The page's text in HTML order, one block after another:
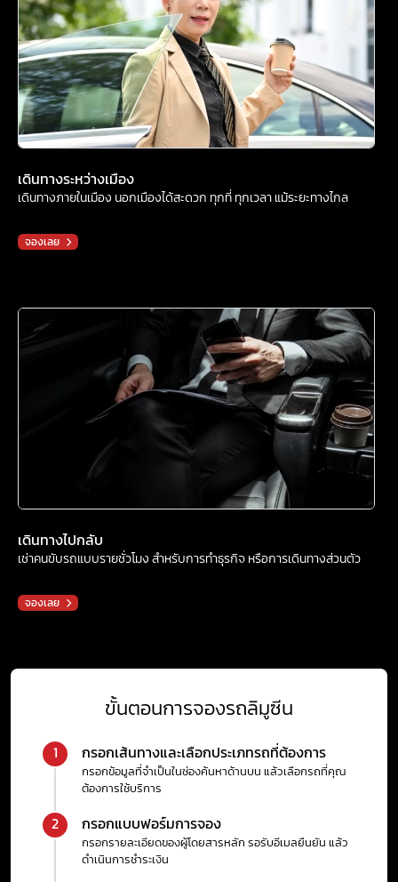
เดินทางระหว่างเมือง
เดินทางภายในเมือง นอกเมืองได้สะดวก ทุกที่ ทุกเวลา แม้ระยะทางไกล
จองเลย
เดินทางไปกลับ
เช่าคนขับรถแบบรายชั่วโมง สำหรับการทำธุรกิจ หรือการเดินทางส่วนตัว
จองเลย
ขั้นตอนการจองรถลิมูซีน
1
2
กรอกเส้นทางและเลือกประเภทรถที่ต้องการ
กรอกข้อมูลที่จำเป็นในช่องค้นหาด้านบน แล้วเลือกรถที่คุณ
ต้องการใช้บริการ
กรอกแบบฟอร์มการจอง
กรอกรายละเอียดของผู้โดยสารหลัก รอรับอีเมลยืนยัน แล้ว
ดำเนินการชำระเงิน